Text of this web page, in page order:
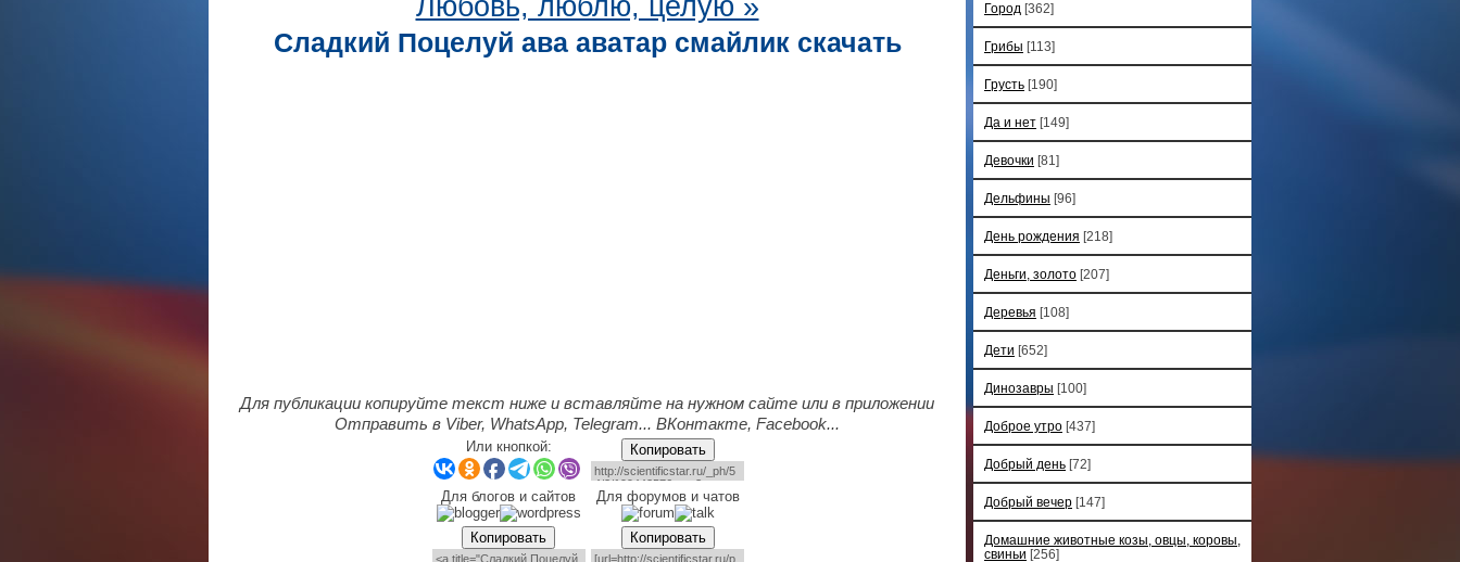
Любовь, люблю, целую »
Сладкий Поцелуй ава аватар смайлик скачать
Для публикации копируйте текст ниже и вставляйте на нужном сайте или в приложении
Отправить в Viber, WhatsApp, Telegram... ВКонтакте, Facebook...
Или кнопкой: Копировать
Для блогов и сайтов Для форумов и чатов
Копировать Копировать
Город [362]
Грибы [113]
Грусть [190]
Да и нет [149]
Девочки [81]
Дельфины [96]
День рождения [218]
Деньги, золото [207]
Деревья [108]
Дети [652]
Динозавры [100]
Доброе утро [437]
Добрый день [72]
Добрый вечер [147]
Домашние животные козы, овцы, коровы,
свиньи [256]